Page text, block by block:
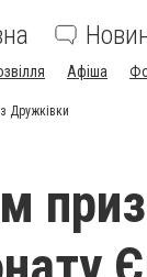
Афіша
Дружківки